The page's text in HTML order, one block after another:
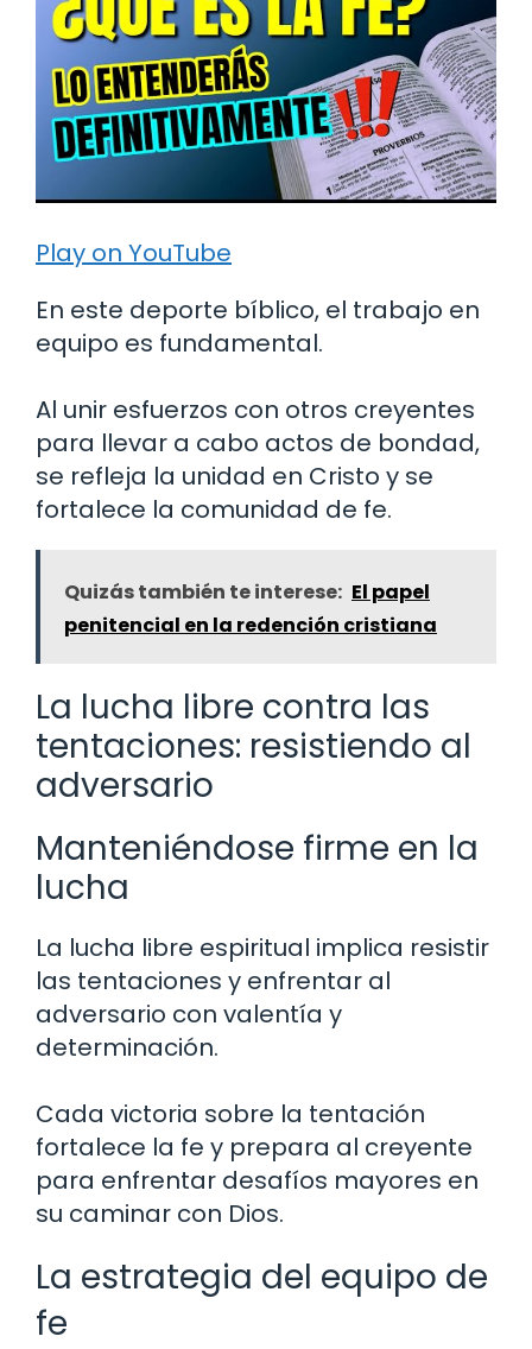
Play on YouTube
En este deporte bíblico, el trabajo en
equipo es fundamental.
Al unir esfuerzos con otros creyentes
para llevar a cabo actos de bondad,
se refleja la unidad en Cristo y se
fortalece la comunidad de fe.
Quizás también te interese: El papel
penitencial en la redención cristiana
La lucha libre contra las
tentaciones: resistiendo al
adversario
Manteniéndose firme en la
lucha
La lucha libre espiritual implica resistir
las tentaciones y enfrentar al
adversario con valentía y
determinación.
Cada victoria sobre la tentación
fortalece la fe y prepara al creyente
para enfrentar desafíos mayores en
su caminar con Dios.
La estrategia del equipo de
fe